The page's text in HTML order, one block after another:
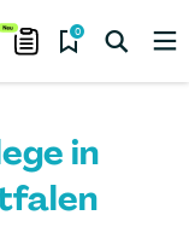
0
in